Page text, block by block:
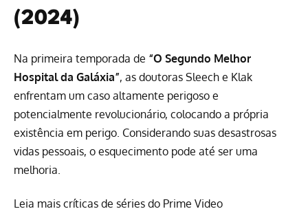
(2024)
Na primeira temporada de “O Segundo Melhor
Hospital da Galáxia”, as doutoras Sleech e Klak
enfrentam um caso altamente perigoso e
potencialmente revolucionário, colocando a própria
existência em perigo. Considerando suas desastrosas
vidas pessoais, o esquecimento pode até ser uma
melhoria.
Leia mais críticas de séries do Prime Video